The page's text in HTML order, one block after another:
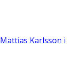
Mattias Karlsson i